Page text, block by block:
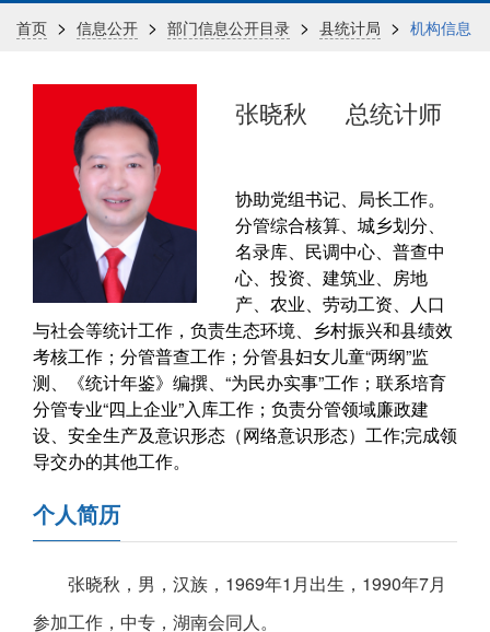
首页 > 信息公开 > 部门信息公开目录 > 县统计局 > 机构信息
张晓秋 总统计师
协助党组书记、局长工作。
分管综合核算、城乡划分、
名录库、民调中心、普查中
心、投资、建筑业、房地
产、农业、劳动工资、人口
与社会等统计工作，负责生态环境、乡村振兴和县绩效
考核工作；分管普查工作；分管县妇女儿童“两纲”监
测、《统计年鉴》编撰、“为民办实事”工作；联系培育
分管专业“四上企业”入库工作；负责分管领域廉政建
设、安全生产及意识形态（网络意识形态）工作;完成领
导交办的其他工作。
个人简历
张晓秋，男，汉族，1969年1月出生，1990年7月
参加工作，中专，湖南会同人。